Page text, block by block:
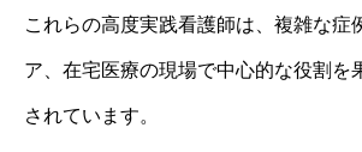
これらの高度実践看護師は、複雑な症
ア、在宅医療の現場で中心的な役割を
されています。